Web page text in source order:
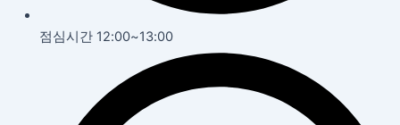
점심시간 12:00~13:00